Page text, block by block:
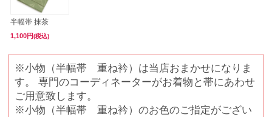
半幅帯 抹茶
1,100円(税込)
※小物（半幅帯 重ね衿）は当店おまかせになりま
す。 専門のコーディネーターがお着物と帯にあわせ
ご用意致します。
※小物（半幅帯 重ね衿）のお色のご指定がござい